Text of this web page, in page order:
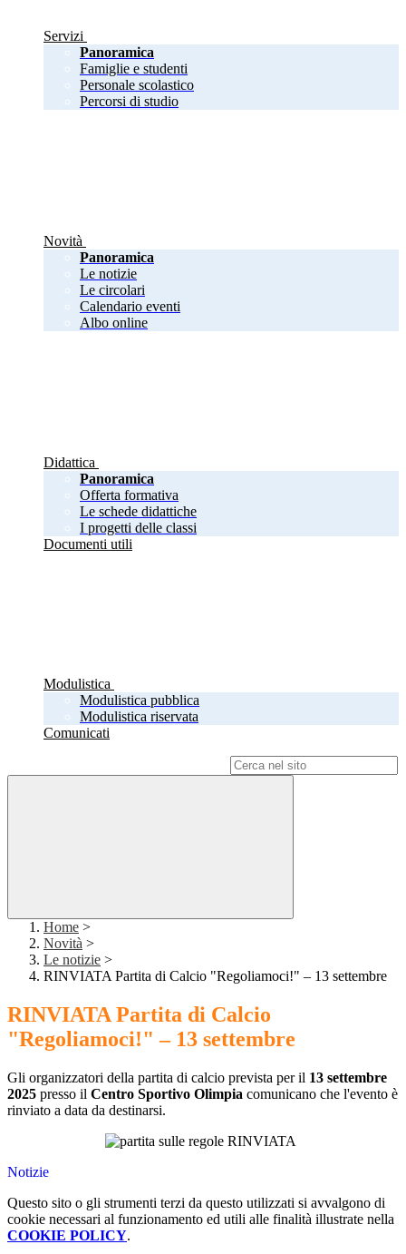
Servizi
Panoramica
Famiglie e studenti
Personale scolastico
Percorsi di studio
Novità
Panoramica
Le notizie
Le circolari
Calendario eventi
Albo online
Didattica
Panoramica
Offerta formativa
Le schede didattiche
I progetti delle classi
Documenti utili
Modulistica
Modulistica pubblica
Modulistica riservata
Comunicati
Home >
Novità >
Le notizie >
RINVIATA Partita di Calcio "Regoliamoci!" – 13 settembre
RINVIATA Partita di Calcio
"Regoliamoci!" – 13 settembre
Gli organizzatori della partita di calcio prevista per il 13 settembre
2025 presso il Centro Sportivo Olimpia comunicano che l'evento è
rinviato a data da destinarsi.
Notizie
Questo sito o gli strumenti terzi da questo utilizzati si avvalgono di
cookie necessari al funzionamento ed utili alle finalità illustrate nella
COOKIE POLICY.